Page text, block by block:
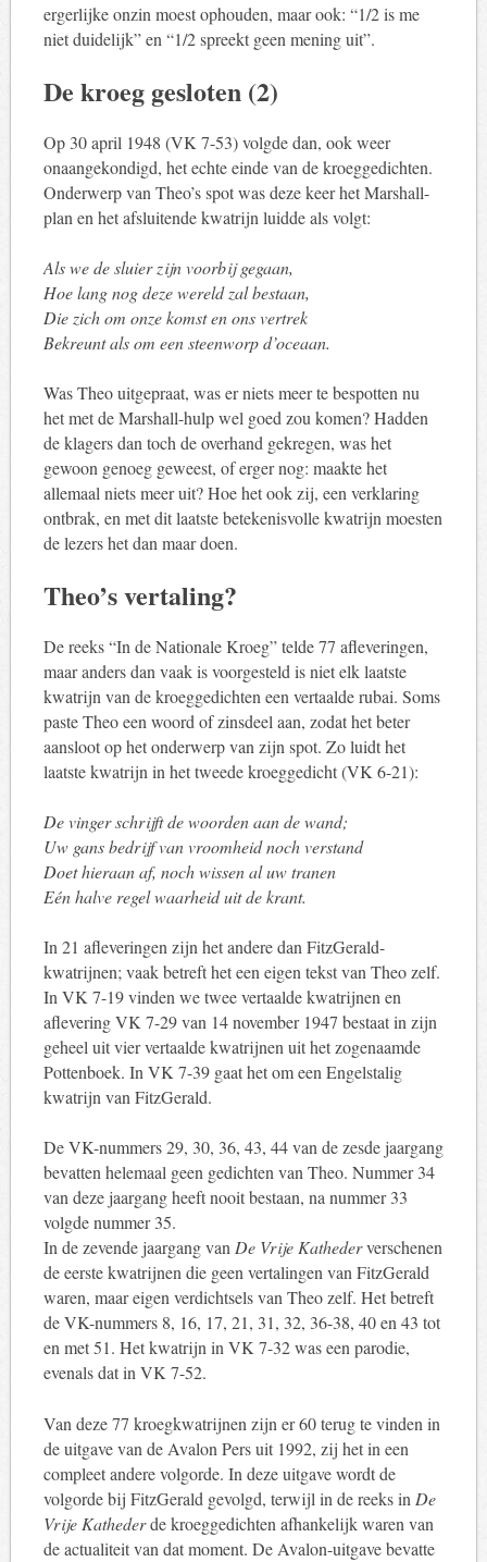
ergerlijke onzin moest ophouden, maar ook: “1/2 is me
niet duidelijk” en “1/2 spreekt geen mening uit”.
De kroeg gesloten (2)
Op 30 april 1948 (VK 7-53) volgde dan, ook weer
onaangekondigd, het echte einde van de kroeggedichten.
Onderwerp van Theo’s spot was deze keer het Marshall-
plan en het afsluitende kwatrijn luidde als volgt:
Als we de sluier zijn voorbij gegaan,
Hoe lang nog deze wereld zal bestaan,
Die zich om onze komst en ons vertrek
Bekreunt als om een steenworp d’oceaan.
Was Theo uitgepraat, was er niets meer te bespotten nu
het met de Marshall-hulp wel goed zou komen? Hadden
de klagers dan toch de overhand gekregen, was het
gewoon genoeg geweest, of erger nog: maakte het
allemaal niets meer uit? Hoe het ook zij, een verklaring
ontbrak, en met dit laatste betekenisvolle kwatrijn moesten
de lezers het dan maar doen.
Theo’s vertaling?
De reeks “In de Nationale Kroeg” telde 77 afleveringen,
maar anders dan vaak is voorgesteld is niet elk laatste
kwatrijn van de kroeggedichten een vertaalde rubai. Soms
paste Theo een woord of zinsdeel aan, zodat het beter
aansloot op het onderwerp van zijn spot. Zo luidt het
laatste kwatrijn in het tweede kroeggedicht (VK 6-21):
De vinger schrijft de woorden aan de wand;
Uw gans bedrijf van vroomheid noch verstand
Doet hieraan af, noch wissen al uw tranen
Eén halve regel waarheid uit de krant.
In 21 afleveringen zijn het andere dan FitzGerald-
kwatrijnen; vaak betreft het een eigen tekst van Theo zelf.
In VK 7-19 vinden we twee vertaalde kwatrijnen en
aflevering VK 7-29 van 14 november 1947 bestaat in zijn
geheel uit vier vertaalde kwatrijnen uit het zogenaamde
Pottenboek. In VK 7-39 gaat het om een Engelstalig
kwatrijn van FitzGerald.
De VK-nummers 29, 30, 36, 43, 44 van de zesde jaargang
bevatten helemaal geen gedichten van Theo. Nummer 34
van deze jaargang heeft nooit bestaan, na nummer 33
volgde nummer 35.
In de zevende jaargang van De Vrije Kathederverschenen
de eerste kwatrijnen die geen vertalingen van FitzGerald
waren, maar eigen verdichtsels van Theo zelf. Het betreft
de VK-nummers 8, 16, 17, 21, 31, 32, 36-38, 40 en 43 tot
en met 51. Het kwatrijn in VK 7-32 was een parodie,
evenals dat in VK 7-52.
Van deze 77 kroegkwatrijnen zijn er 60 terug te vinden in
de uitgave van de Avalon Pers uit 1992, zij het in een
compleet andere volgorde. In deze uitgave wordt de
volgorde bij FitzGerald gevolgd, terwijl in de reeks in De
Vrije Kathederde kroeggedichten afhankelijk waren van
de actualiteit van dat moment. De Avalon-uitgave bevatte